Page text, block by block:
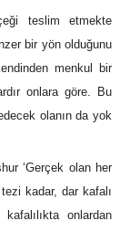
teslim etmekte
bir yön olduğunu
menkul bir
onlara göre. Bu
olanın da yok
‘Gerçek olan her
kadar, dar kafalı
onlardan